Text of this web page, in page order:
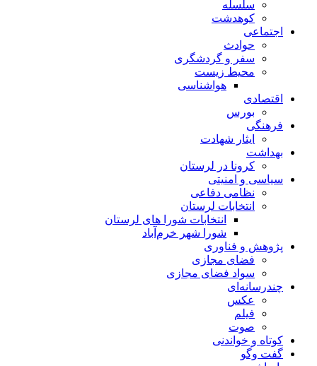
سلسله
کوهدشت
اجتماعی
حوادث
سفر و گردشگری
محیط زیست
هواشناسی
اقتصادی
بورس
فرهنگی
ایثار شهادت
بهداشت
کرونا در لرستان
سیاسی و امنیتی
نظامی دفاعی
انتخابات لرستان
انتخابات شورا های لرستان
شورا شهر خرم‌آباد
پژوهش و فناوری
فضای مجازی
سواد فضای مجازی
چندرسانه‌ای
عكس
فیلم
صوت
کوتاه و خواندنی
گفت وگو